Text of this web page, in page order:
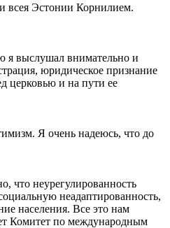
всея Эстонии Корнилием.
я выслушал внимательно и
юридическое признание
церковью и на пути ее
Я очень надеюсь, что до
что неурегулированность
неадаптированность,
населения. Все это нам
Комитет по международным